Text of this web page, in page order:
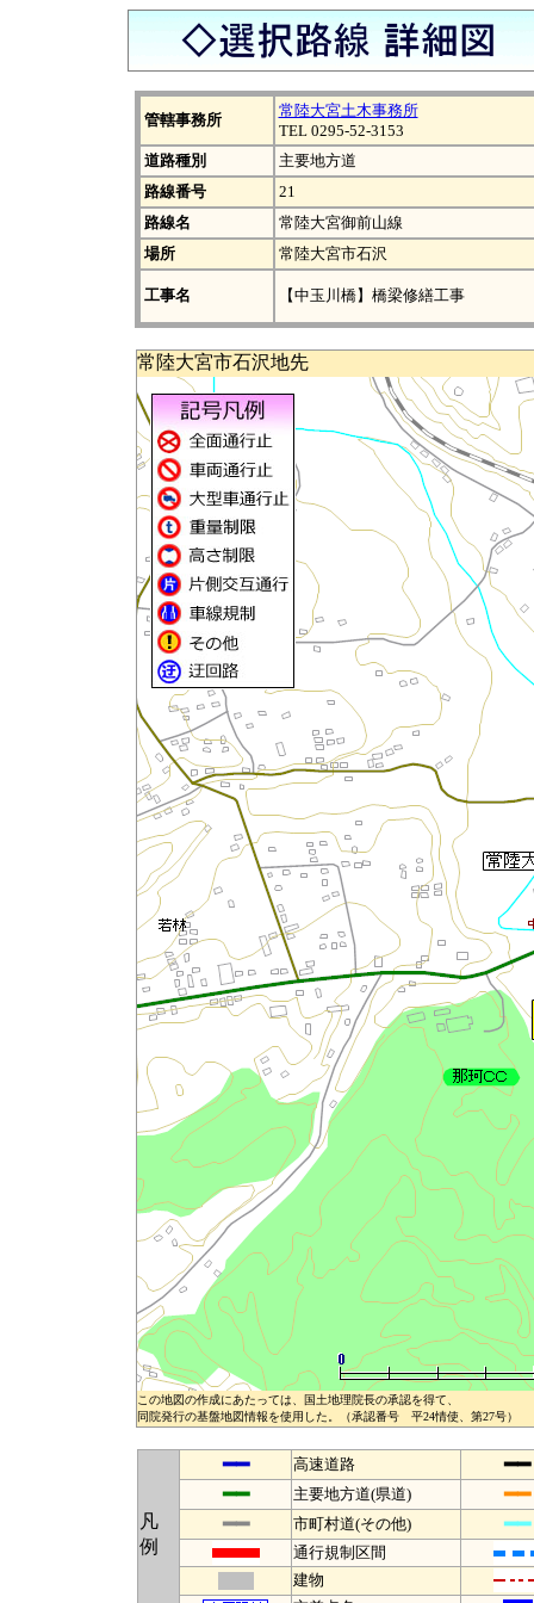
管轄事務所
常陸大宮土木事務所
TEL 0295-52-3153
道路種別
主要地方道
路線番号
21
路線名
常陸大宮御前山線
場所
常陸大宮市石沢
工事名 【中玉川橋】橋梁修繕工事
常陸大宮市石沢地先
この地図の作成にあたっては、国土地理院長の承認を得て、
同院発行の基盤地図情報を使用した。（承認番号 平24情使、第27号）
凡
例
━━ 高速道路
━━
━━
主要地方道(県道)
━━
━━
市町村道(その他) ━━
通行規制区間
建物